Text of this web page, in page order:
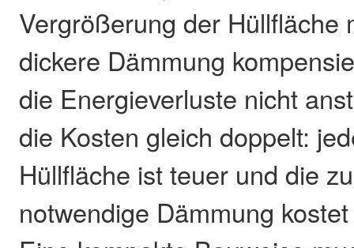
Vergrößerung der Hüllfläche
dickere Dämmung
die Energieverluste nicht
die Kosten gleich doppelt:
Hüllfläche ist teuer und die
notwendige Dämmung